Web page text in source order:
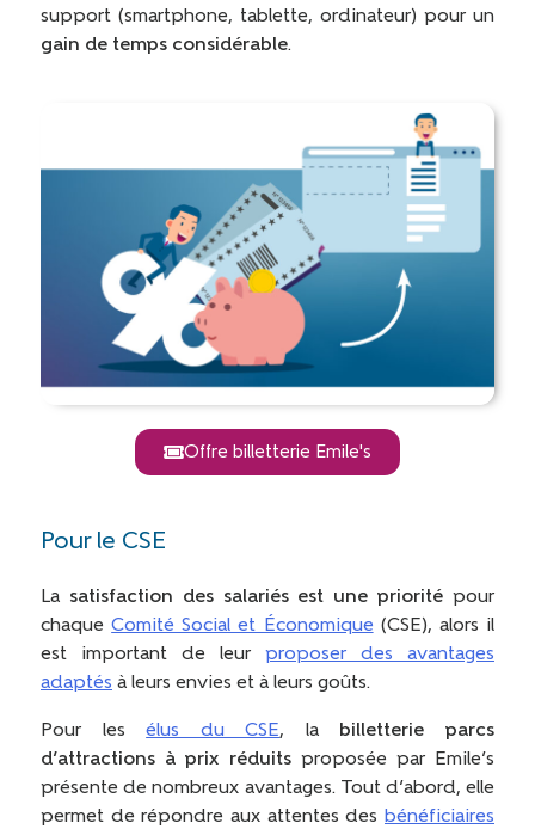
support (smartphone, tablette, ordinateur) pour un
gain de temps considérable.
Offre billetterie Emile's
Pour le CSE
La satisfaction des salariés est une priorité pour
chaqueComité Social et Économique (CSE), alors il
est important de leur proposer des avantages
adaptés à leurs envies et à leurs goûts.
Pour lesélus du CSE, la billetterie parcs
d’attractions à prix réduitsproposée par Emile’s
présente de nombreux avantages. Tout d’abord, elle
permet de répondre aux attentes des bénéficiaires